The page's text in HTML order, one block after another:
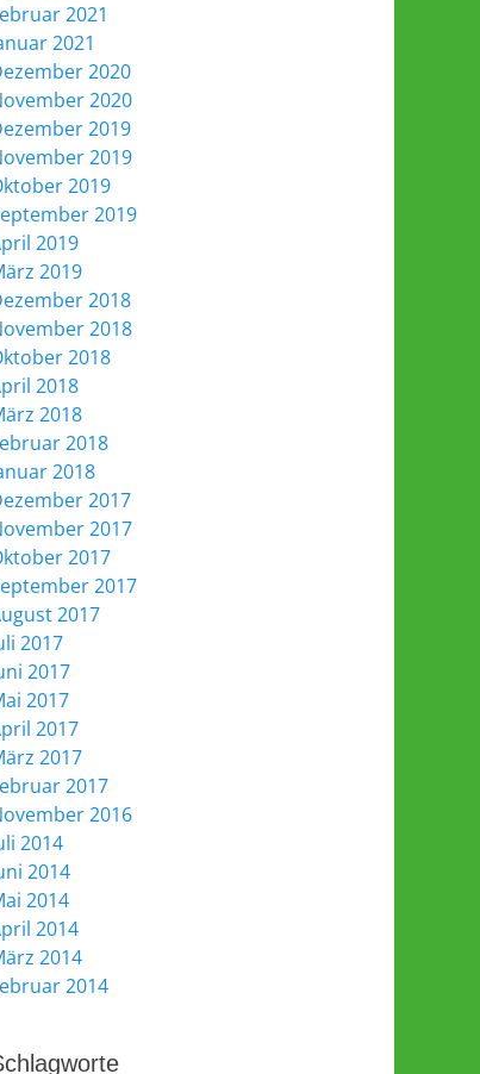
2021
2021
2020
2020
2019
2019
2019
2019
2019
2019
2018
2018
2018
2018
2018
2018
2018
2017
2017
2017
2017
2017
2017
2017
2017
2017
2017
2017
2016
2014
2014
2014
2014
2014
2014